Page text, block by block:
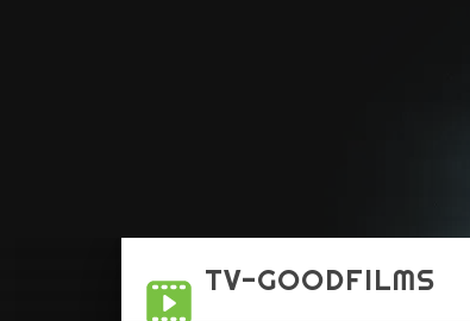
TV-GOODFILMS